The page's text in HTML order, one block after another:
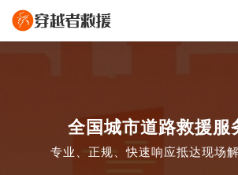
全国城市道路救援服
专业、正规、快速响应抵达现场